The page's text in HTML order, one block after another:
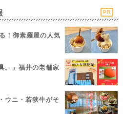
PR
！御素麺屋の人気
。」福井の老舗家
ウニ・若狭牛がそ